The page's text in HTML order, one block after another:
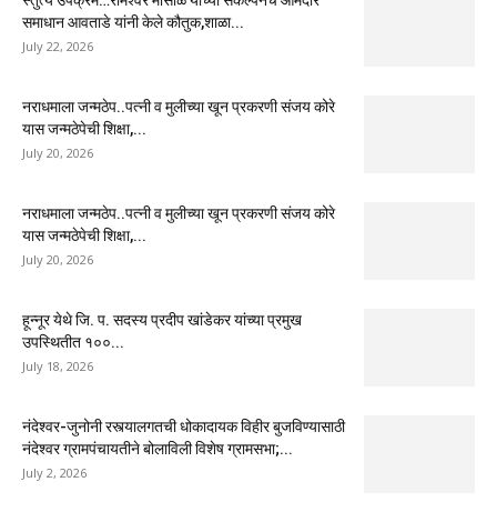
समाधान आवताडे यांनी केले कौतुक,शाळा...
July 22, 2026
नराधमाला जन्मठेप..पत्नी व मुलीच्या खून प्रकरणी संजय कोरे
यास जन्मठेपेची शिक्षा,...
July 20, 2026
नराधमाला जन्मठेप..पत्नी व मुलीच्या खून प्रकरणी संजय कोरे
यास जन्मठेपेची शिक्षा,...
July 20, 2026
हून्नूर येथे जि. प. सदस्य प्रदीप खांडेकर यांच्या प्रमुख
उपस्थितीत १००...
July 18, 2026
नंदेश्वर-जुनोनी रस्त्यालगतची धोकादायक विहीर बुजविण्यासाठी
नंदेश्वर ग्रामपंचायतीने बोलाविली विशेष ग्रामसभा;...
July 2, 2026